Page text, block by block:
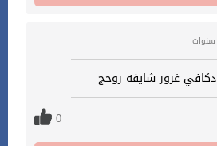
دكافي غرور شايفه روحج
0